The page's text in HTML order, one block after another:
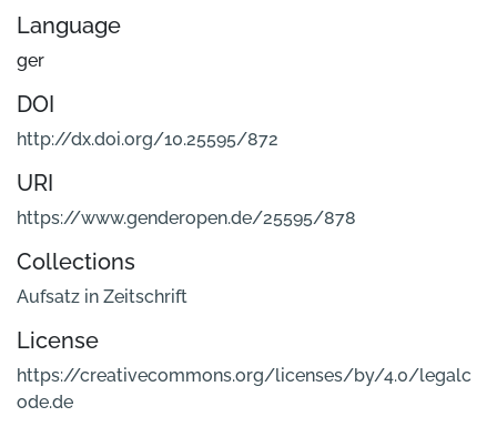
Language
ger
DOI
http://dx.doi.org/10.25595/872
URI
https://www.genderopen.de/25595/878
Collections
Aufsatz in Zeitschrift
License
https://creativecommons.org/licenses/by/4.0/legalc
ode.de